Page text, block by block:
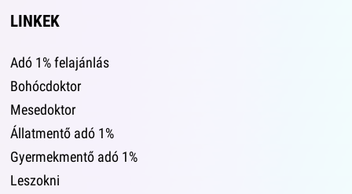
LINKEK
Adó 1% felajánlás
Bohócdoktor
Mesedoktor
Állatmentő adó 1%
Gyermekmentő adó 1%
Leszokni